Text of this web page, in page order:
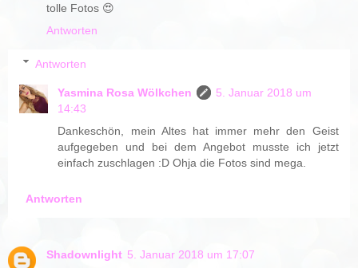
tolle Fotos 😍
Antworten
Antworten
Yasmina Rosa Wölkchen
5. Januar 2018 um
14:43
Dankeschön, mein Altes hat immer mehr den Geist
aufgegeben und bei dem Angebot musste ich jetzt
einfach zuschlagen :D Ohja die Fotos sind mega.
Antworten
Shadownlight 5. Januar 2018 um 17:07